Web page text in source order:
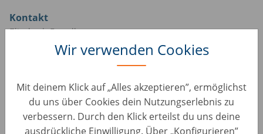
Wir verwenden Cookies
Mit deinem Klick auf „Alles akzeptieren”, ermöglichst
du uns über Cookies dein Nutzungserlebnis zu
verbessern. Durch den Klick erteilst du uns deine
ausdrückliche Einwilligung. Über „Konfigurieren”
Kontakt
Elisabeth Popelkova
Wir leben eine offene Kultur und setzen uns über
hinweg. Bei uns ist jeder Bewerber willkommen;
unabhängig von Geschlecht, ethnischer Herkunft,
Religion, Alter, sexueller Identität, Behinderung oder
anderen Diskriminierungsursachen. Aus Gründen der